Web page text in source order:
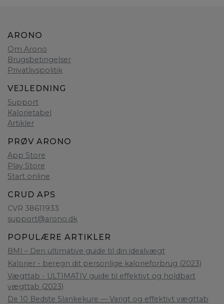
ARONO
Om Arono
Brugsbetingelser
Privatlivspolitik
VEJLEDNING
Support
Kalorietabel
Artikler
PRØV ARONO
App Store
Play Store
Start online
CRUD APS
CVR 38611933
support@arono.dk
POPULÆRE ARTIKLER
BMI – Den ultimative guide til din idealvægt
Kalorier - beregn dit personlige kalorieforbrug (2023)
Vægttab - ULTIMATIV guide til effektivt og holdbart
vægttab (2023)
De 10 Bedste Slankekure — Varigt og effektivt vægttab